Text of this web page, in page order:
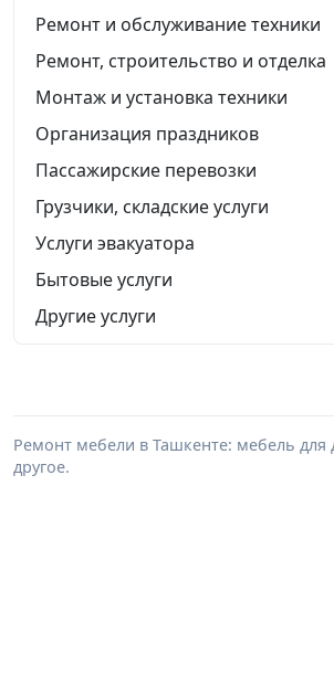
Ремонт и обслуживание техники
Ремонт, строительство и отделка
Монтаж и установка техники
Организация праздников
Пассажирские перевозки
Грузчики, складские услуги
Услуги эвакуатора
Бытовые услуги
Другие услуги
Ремонт мебели в Ташкенте: мебель
другое.